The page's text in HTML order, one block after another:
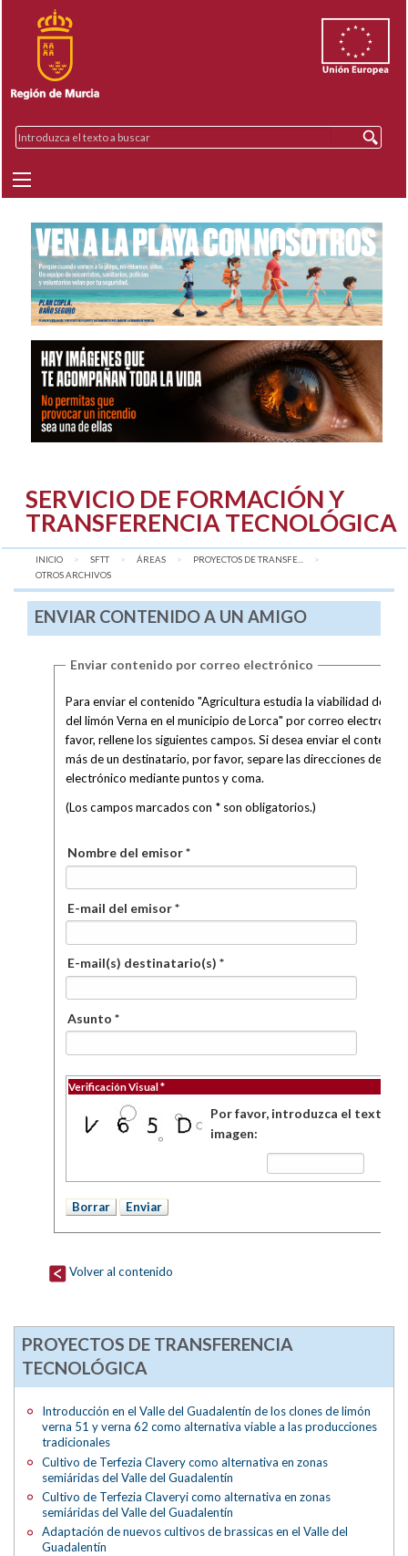
SERVICIO DE FORMACIÓN Y
TRANSFERENCIA TECNOLÓGICA
INICIO SFTT ÁREAS
PROYECTOS DE TRANSFE...
AQUÍ:
OTROS ARCHIVOS
ENVIAR CONTENIDO A UN AMIGO
Enviar contenido por correo electrónico
Para enviar el contenido "Agricultura estudia la viabilidad del
del limón Verna en el municipio de Lorca" por correo
favor, rellene los siguientes campos. Si desea enviar el
más de un destinatario, por favor, separe las direcciones de
electrónico mediante puntos y coma.
(Los campos marcados con * son obligatorios.)
Nombre del emisor *
E-mail del emisor *
E-mail(s) destinatario(s) *
Asunto *
Verificación Visual *
Por favor, introduzca el texto
imagen:
Volver al contenido
PROYECTOS DE TRANSFERENCIA
TECNOLÓGICA
Introducción en el Valle del Guadalentín de los clones de limón
verna 51 y verna 62 como alternativa viable a las producciones
tradicionales
Cultivo de Terfezia Clavery como alternativa en zonas
semiáridas del Valle del Guadalentín
Cultivo de Terfezia Claveryi como alternativa en zonas
semiáridas del Valle del Guadalentín
Adaptación de nuevos cultivos de brassicas en el Valle del
Guadalentín